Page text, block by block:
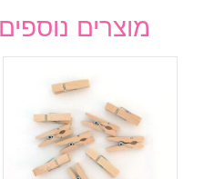
מוצרים